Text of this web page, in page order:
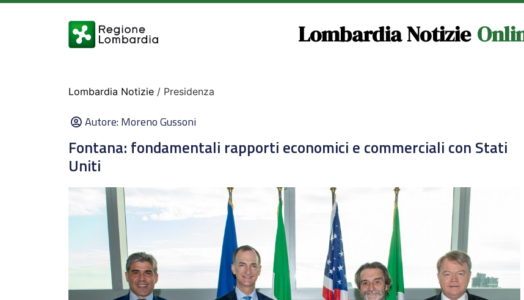
Lombardia Notizie
Lombardia Notizie / Presidenza
Autore:Moreno Gussoni
Fontana: fondamentali rapporti economici e commerciali con Stati
Uniti